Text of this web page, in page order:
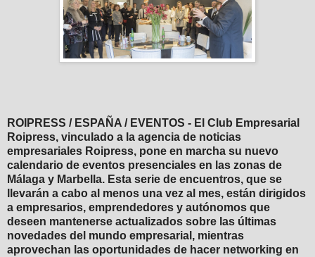
ROIPRESS / ESPAÑA / EVENTOS - El Club Empresarial
Roipress, vinculado a la agencia de noticias
empresariales Roipress, pone en marcha su nuevo
calendario de eventos presenciales en las zonas de
Málaga y Marbella. Esta serie de encuentros, que se
llevarán a cabo al menos una vez al mes, están dirigidos
a empresarios, emprendedores y autónomos que
deseen mantenerse actualizados sobre las últimas
novedades del mundo empresarial, mientras
aprovechan las oportunidades de hacer networking en